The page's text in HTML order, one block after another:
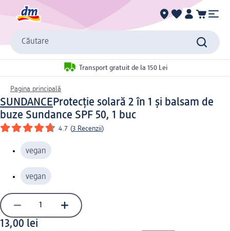
Căutare
Transport gratuit de la 150 Lei
Pagina principală
SUNDANCEProtecție solară 2 în 1 și balsam de
buze Sundance SPF 50, 1 buc
4.7 (3 Recenzii)
vegan
vegan
13,00 lei